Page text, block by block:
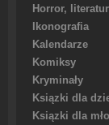
Horror,
Ikonografia
Kalendarze
Komiksy
Kryminały
Ksiązki dla
Ksiązki dla